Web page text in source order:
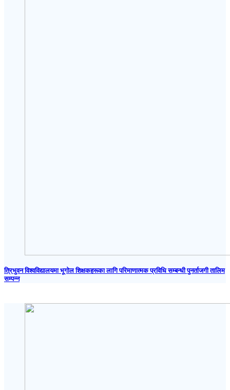
त्रिभुवन विश्वविद्यालयमा भूगोल शिक्षकहरूका लागि परिमाणात्मक प्रविधि सम्बन्धी पुनर्ताजगी तालिम
सम्पन्न